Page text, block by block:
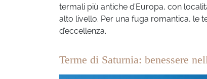
termali più antiche d’Europa, con
alto livello. Per una fuga romantica, le
d’eccellenza.
Terme di Saturnia: benessere